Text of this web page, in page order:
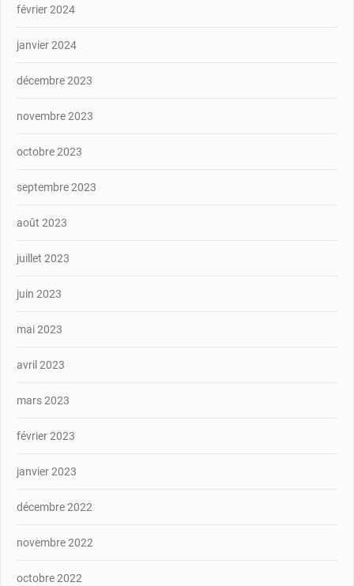
février 2024
janvier 2024
décembre 2023
novembre 2023
octobre 2023
septembre 2023
août 2023
juillet 2023
juin 2023
mai 2023
avril 2023
mars 2023
février 2023
janvier 2023
décembre 2022
novembre 2022
octobre 2022